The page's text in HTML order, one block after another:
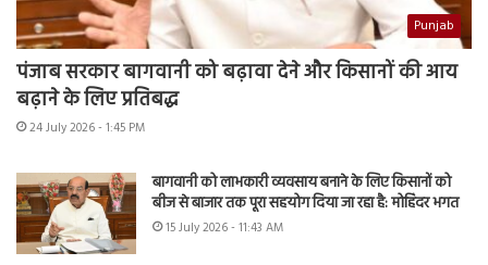
Punjab
पंजाब सरकार बागवानी को बढ़ावा देने और किसानों की आय
बढ़ाने के लिए प्रतिबद्ध
24 July 2026 - 1:45 PM
बागवानी को लाभकारी व्यवसाय बनाने के लिए किसानों को
बीज से बाजार तक पूरा सहयोग दिया जा रहा है: मोहिंदर भगत
15 July 2026 - 11:43 AM